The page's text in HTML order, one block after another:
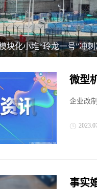
块化小堆“玲龙一号”冲
微型
力？
企业改制
事实